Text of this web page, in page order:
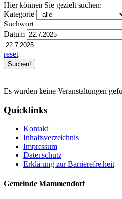
Hier können Sie gezielt suchen:
Kategorie
Suchwort
Datum
reset
Es wurden keine Veranstaltungen
Quicklinks
Kontakt
Inhaltsverzeichnis
Impressum
Datenschutz
Erklärung zur Barrierefreiheit
Gemeinde Mammendorf